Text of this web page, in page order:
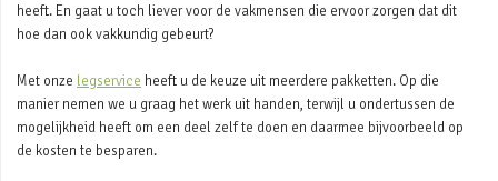
heeft. En gaat u toch liever voor de vakmensen die ervoor zorgen dat dit
hoe dan ook vakkundig gebeurt?
Met onze legservice heeft u de keuze uit meerdere pakketten. Op die
manier nemen we u graag het werk uit handen, terwijl u ondertussen de
mogelijkheid heeft om een deel zelf te doen en daarmee bijvoorbeeld op
de kosten te besparen.